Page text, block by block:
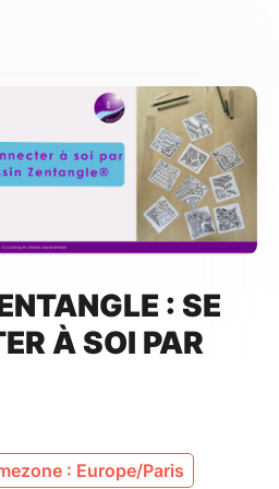
: SE
À SOI PAR
: Europe/Paris